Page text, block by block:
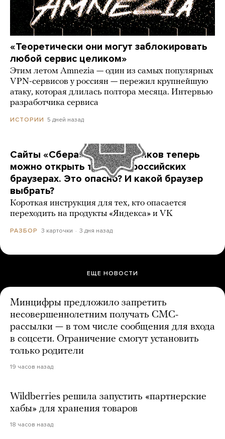
«Теоретически они могут заблокировать
любой сервис целиком»
Этим летом Amnezia — один из самых популярных
VPN-сервисов у россиян — пережил крупнейшую
атаку, которая длилась полтора месяца. Интервью
разработчика сервиса
ИСТОРИИ 5 дней назад
Сайты «Сбера» и других банков теперь
можно открыть только в российских
браузерах. Это опасно? И какой браузер
выбрать?
Короткая инструкция для тех, кто опасается
переходить на продукты «Яндекса» и VK
РАЗБОР 3 карточки 3 дня назад
ЕЩЕ НОВОСТИ
Минцифры предложило запретить
несовершеннолетним получать СМС-
рассылки — в том числе сообщения для входа
в соцсети. Ограничение смогут установить
только родители
19 часов назад
Wildberries решила запустить «партнерские
хабы» для хранения товаров
18 часов назад